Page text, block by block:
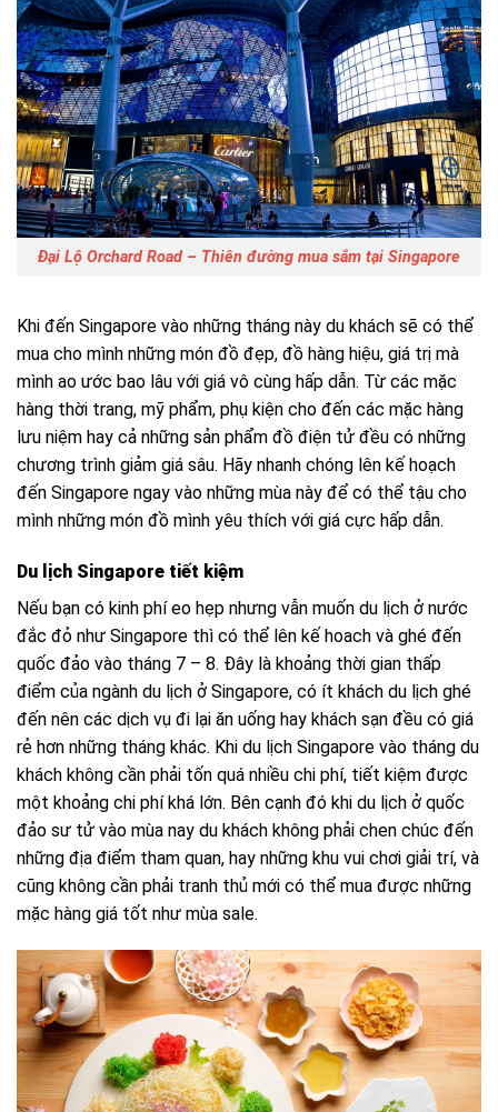
Đại Lộ Orchard Road – Thiên đường mua sắm tại Singapore
Khi đến Singapore vào những tháng này du khách sẽ có thể
mua cho mình những món đồ đẹp, đồ hàng hiệu, giá trị mà
mình ao ước bao lâu với giá vô cùng hấp dẫn. Từ các mặc
hàng thời trang, mỹ phẩm, phụ kiện cho đến các mặc hàng
lưu niệm hay cả những sản phẩm đồ điện tử đều có những
chương trình giảm giá sâu. Hãy nhanh chóng lên kế hoạch
đến Singapore ngay vào những mùa này để có thể tậu cho
mình những món đồ mình yêu thích với giá cực hấp dẫn.
Du lịch Singapore tiết kiệm
Nếu bạn có kinh phí eo hẹp nhưng vẫn muốn du lịch ở nước
đắc đỏ như Singapore thì có thể lên kế hoach và ghé đến
quốc đảo vào tháng 7 – 8. Đây là khoảng thời gian thấp
điểm của ngành du lịch ở Singapore, có ít khách du lịch ghé
đến nên các dịch vụ đi lại ăn uống hay khách sạn đều có giá
rẻ hơn những tháng khác. Khi du lịch Singapore vào tháng du
khách không cần phải tốn quá nhiều chi phí, tiết kiệm được
một khoảng chi phí khá lớn. Bên cạnh đó khi du lịch ở quốc
đảo sư tử vào mùa nay du khách không phải chen chúc đến
những địa điểm tham quan, hay những khu vui chơi giải trí, và
cũng không cần phải tranh thủ mới có thể mua được những
mặc hàng giá tốt như mùa sale.